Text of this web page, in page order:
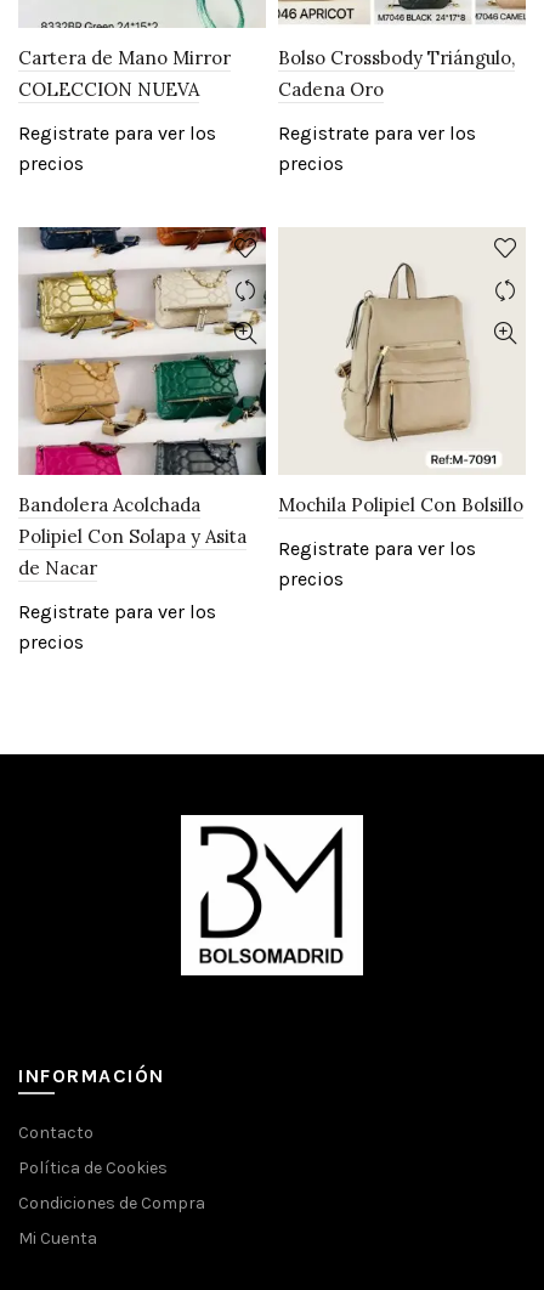
Cartera de Mano Mirror
COLECCION NUEVA
Registrate para ver los
precios
Bolso Crossbody Triángulo,
Cadena Oro
Registrate para ver los
precios
Bandolera Acolchada
Polipiel Con Solapa y Asita
de Nacar
Registrate para ver los
precios
Mochila Polipiel Con Bolsillo
Registrate para ver los
precios
INFORMACIÓN
Contacto
Política de Cookies
Condiciones de Compra
Mi Cuenta